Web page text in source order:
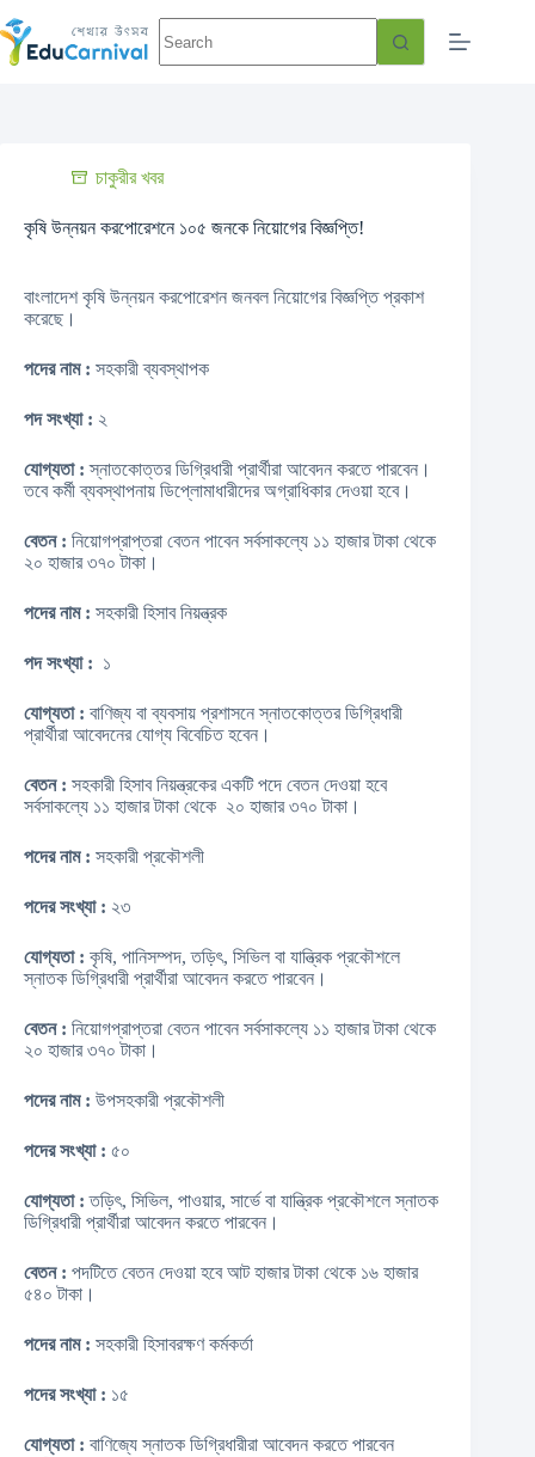
চাকুরীর খবর
কৃষি উন্নয়ন করপোরেশনে ১০৫ জনকে নিয়োগের বিজ্ঞপ্তি!
বাংলাদেশ কৃষি উন্নয়ন করপোরেশন জনবল নিয়োগের বিজ্ঞপ্তি প্রকাশ
করেছে।
পদের নাম : সহকারী ব্যবস্থাপক
পদ সংখ্যা : ২
যোগ্যতা : স্নাতকোত্তর ডিগ্রিধারী প্রার্থীরা আবেদন করতে পারবেন।
তবে কর্মী ব্যবস্থাপনায় ডিপ্লোমাধারীদের অগ্রাধিকার দেওয়া হবে।
বেতন : নিয়োগপ্রাপ্তরা বেতন পাবেন সর্বসাকল্যে ১১ হাজার টাকা থেকে
২০ হাজার ৩৭০ টাকা।
পদের নাম : সহকারী হিসাব নিয়ন্ত্রক
পদ সংখ্যা : ১
যোগ্যতা : বাণিজ্য বা ব্যবসায় প্রশাসনে স্নাতকোত্তর ডিগ্রিধারী
প্রার্থীরা আবেদনের যোগ্য বিবেচিত হবেন।
বেতন : সহকারী হিসাব নিয়ন্ত্রকের একটি পদে বেতন দেওয়া হবে
সর্বসাকল্যে ১১ হাজার টাকা থেকে ২০ হাজার ৩৭০ টাকা।
পদের নাম : সহকারী প্রকৌশলী
পদের সংখ্যা : ২৩
যোগ্যতা : কৃষি, পানিসম্পদ, তড়িৎ, সিভিল বা যান্ত্রিক প্রকৌশলে
স্নাতক ডিগ্রিধারী প্রার্থীরা আবেদন করতে পারবেন।
বেতন : নিয়োগপ্রাপ্তরা বেতন পাবেন সর্বসাকল্যে ১১ হাজার টাকা থেকে
২০ হাজার ৩৭০ টাকা।
পদের নাম : উপসহকারী প্রকৌশলী
পদের সংখ্যা : ৫০
যোগ্যতা : তড়িৎ, সিভিল, পাওয়ার, সার্ভে বা যান্ত্রিক প্রকৌশলে স্নাতক
ডিগ্রিধারী প্রার্থীরা আবেদন করতে পারবেন।
বেতন : পদটিতে বেতন দেওয়া হবে আট হাজার টাকা থেকে ১৬ হাজার
৫৪০ টাকা।
পদের নাম : সহকারী হিসাবরক্ষণ কর্মকর্তা
পদের সংখ্যা : ১৫
যোগ্যতা : বাণিজ্যে স্নাতক ডিগ্রিধারীরা আবেদন করতে পারবেন